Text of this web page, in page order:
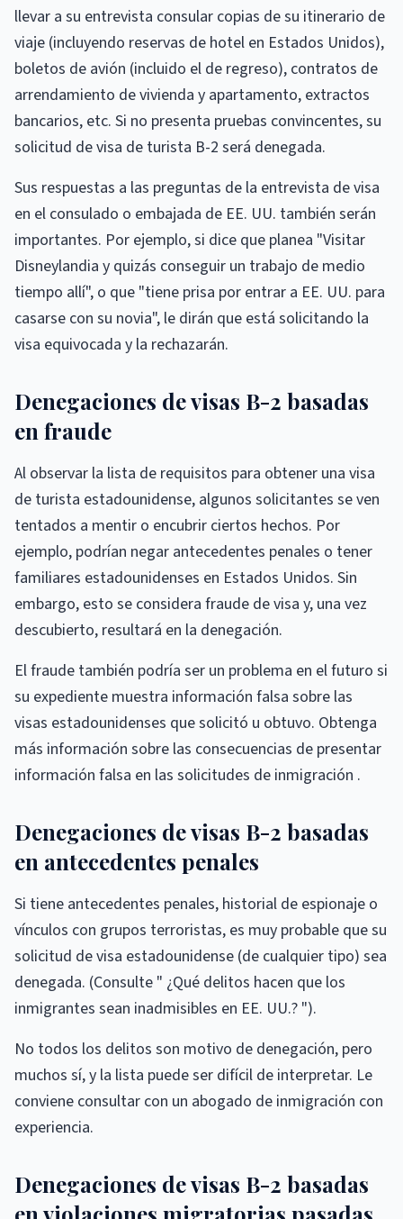
llevar a su entrevista consular copias de su itinerario de
viaje (incluyendo reservas de hotel en Estados Unidos),
boletos de avión (incluido el de regreso), contratos de
arrendamiento de vivienda y apartamento, extractos
bancarios, etc. Si no presenta pruebas convincentes, su
solicitud de visa de turista B-2 será denegada.
Sus respuestas a las preguntas de la entrevista de visa
en el consulado o embajada de EE. UU. también serán
importantes. Por ejemplo, si dice que planea "Visitar
Disneylandia y quizás conseguir un trabajo de medio
tiempo allí", o que "tiene prisa por entrar a EE. UU. para
casarse con su novia", le dirán que está solicitando la
visa equivocada y la rechazarán.
Denegaciones de visas B-2 basadas
en fraude
Al observar la lista de requisitos para obtener una visa
de turista estadounidense, algunos solicitantes se ven
tentados a mentir o encubrir ciertos hechos. Por
ejemplo, podrían negar antecedentes penales o tener
familiares estadounidenses en Estados Unidos. Sin
embargo, esto se considera fraude de visa y, una vez
descubierto, resultará en la denegación.
El fraude también podría ser un problema en el futuro si
su expediente muestra información falsa sobre las
visas estadounidenses que solicitó u obtuvo. Obtenga
más información sobre las consecuencias de presentar
información falsa en las solicitudes de inmigración .
Denegaciones de visas B-2 basadas
en antecedentes penales
Si tiene antecedentes penales, historial de espionaje o
vínculos con grupos terroristas, es muy probable que su
solicitud de visa estadounidense (de cualquier tipo) sea
denegada. (Consulte " ¿Qué delitos hacen que los
inmigrantes sean inadmisibles en EE. UU.? ").
No todos los delitos son motivo de denegación, pero
muchos sí, y la lista puede ser difícil de interpretar. Le
conviene consultar con un abogado de inmigración con
experiencia.
Denegaciones de visas B-2 basadas